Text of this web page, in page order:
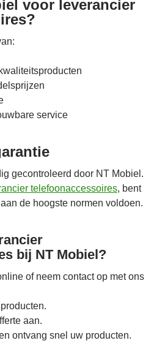
voor leverancier
service
gecontroleerd door NT Mobiel.
telefoonaccessoires, bent
de hoogste normen voldoen.
bij NT Mobiel?
of neem contact op met ons
aan.
ontvang snel uw producten.